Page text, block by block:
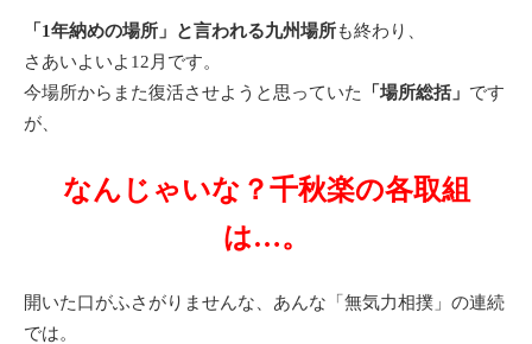
「1年納めの場所」と言われる九州場所も終わり、
さあいよいよ12月です。
今場所からまた復活させようと思っていた
「場所総括」 です
が、
なんじゃいな？千秋楽の各取組
は…。
開いた口がふさがりませんな、あんな「無気力相撲」の連続
では。